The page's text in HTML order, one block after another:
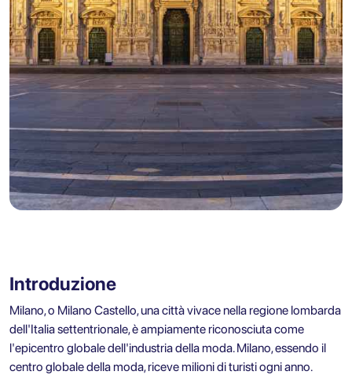
Introduzione
Milano, o Milano Castello, una città vivace nella regione lombarda
dell'Italia settentrionale, è ampiamente riconosciuta come
l'epicentro globale dell'industria della moda. Milano, essendo il
centro globale della moda, riceve milioni di turisti ogni anno.